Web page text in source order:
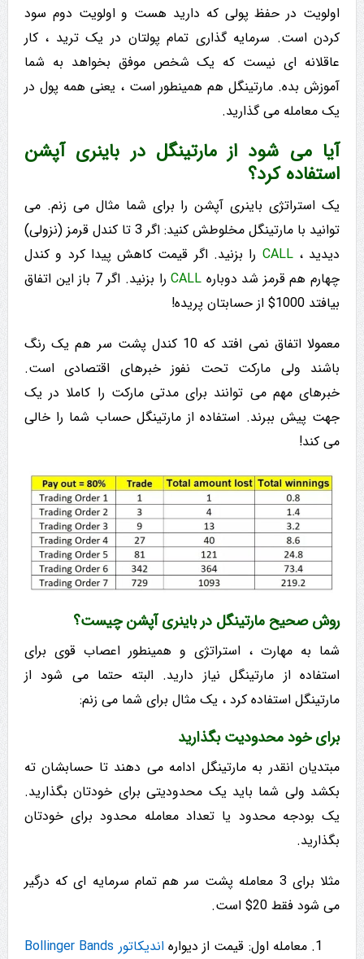
اولویت در حفظ پولی که دارید هست و اولویت دوم سود
کردن است. سرمایه گذاری تمام پولتان در یک ترید ، کار
عاقلانه ای نیست که یک شخص موفق بخواهد به شما
آموزش بده. مارتینگل هم همینطور است ، یعنی همه پول در
یک معامله می گذارید.
آیا می شود از مارتینگل در باینری آپشن
استفاده کرد؟
یک استراتژی باینری آپشن را برای شما مثال می زنم. می
توانید با مارتینگل مخلوطش کنید: اگر 3 تا کندل قرمز (نزولی)
دیدید ،CALL را بزنید. اگر قیمت کاهش پیدا کرد و کندل
چهارم هم قرمز شد دوباره CALL
را بزنید. اگر 7 باز این اتفاق
بیافتد 1000$ از حسابتان پریده!
معمولا اتفاق نمی افتد که 10 کندل پشت سر هم یک رنگ
باشند ولی مارکت تحت نفوز خبرهای اقتصادی است.
خبرهای مهم می توانند برای مدتی مارکت را کاملا در یک
جهت پیش ببرند. استفاده از مارتینگل حساب شما را خالی
می کند!
روش صحیح مارتینگل در باینری آپشن چیست؟
شما به مهارت ، استراتژی و همینطور اعصاب قوی برای
استفاده از مارتینگل نیاز دارید. البته حتما می شود از
مارتینگل استفاده کرد ، یک مثال برای شما می زنم:
برای خود محدودیت بگذارید
مبتدیان انقدر به مارتینگل ادامه می دهند تا حسابشان ته
بکشد ولی شما باید یک محدودیتی برای خودتان بگذارید.
یک بودجه محدود یا تعداد معامله محدود برای خودتان
بگذارید.
مثلا برای 3 معامله پشت سر هم تمام سرمایه ای که درگیر
می شود فقط 20$ است.
معامله اول: قیمت از دیوارهاندیکاتور Bollinger Bands